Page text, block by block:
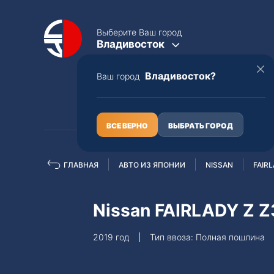
Выберите Ваш город
Владивосток
Ваш город Владивосток?
ВСЕ ВЕРНО ВЫБРАТЬ ГОРОД
Полная пошлина
ГЛАВНАЯ АВТО ИЗ ЯПОНИИ NISSAN
Nissan FAIRLADY Z
2019 год Тип ввоза: Полная пошлина